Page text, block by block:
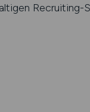
Recruiting-